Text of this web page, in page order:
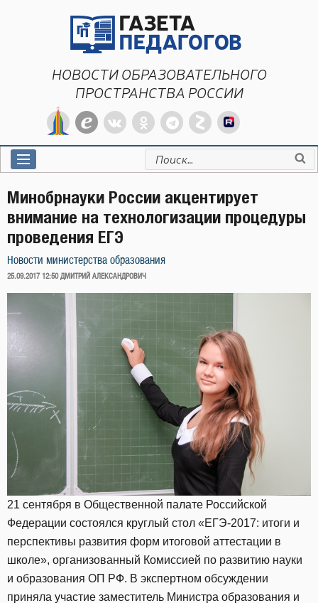
НОВОСТИ ОБРАЗОВАТЕЛЬНОГО
ПРОСТРАНСТВА РОССИИ
Искать:
Минобрнауки России акцентирует
внимание на технологизации процедуры
проведения ЕГЭ
Новости министерства образования
ОПУБЛИКОВАНО
25.09.2017 12:50 ДМИТРИЙ АЛЕКСАНДРОВИЧ
21 сентября в Общественной палате Российской
Федерации состоялся круглый стол «ЕГЭ-2017: итоги и
перспективы развития форм итоговой аттестации в
школе», организованный Комиссией по развитию науки
и образования ОП РФ. В экспертном обсуждении
приняла участие заместитель Министра образования и